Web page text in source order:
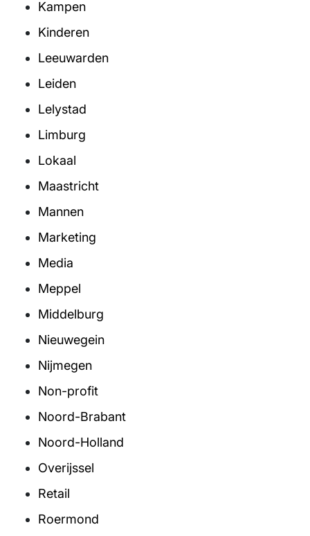
Kampen
Kinderen
Leeuwarden
Leiden
Lelystad
Limburg
Lokaal
Maastricht
Mannen
Marketing
Media
Meppel
Middelburg
Nieuwegein
Nijmegen
Non-profit
Noord-Brabant
Noord-Holland
Overijssel
Retail
Roermond